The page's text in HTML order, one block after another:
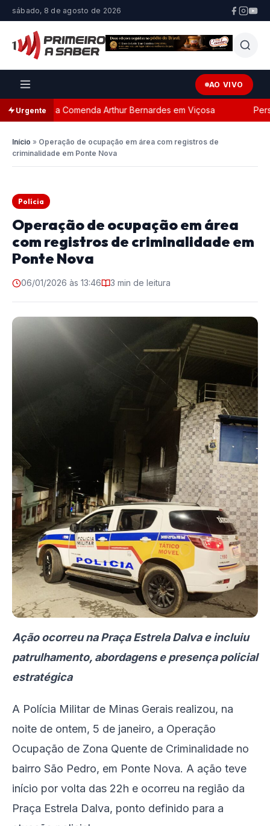
sábado, 8 de agosto de 2026
AO VIVO
Urgente
com a Comenda Arthur Bernardes em Viçosa
Início » Operação de ocupação em área com registros de
criminalidade em Ponte Nova
Polícia
Operação de ocupação em área
com registros de criminalidade em
Ponte Nova
06/01/2026 às 13:46 3 min de leitura
Ação ocorreu na Praça Estrela Dalva e incluiu
patrulhamento, abordagens e presença policial
estratégica
A Polícia Militar de Minas Gerais realizou, na
noite de ontem, 5 de janeiro, a Operação
Ocupação de Zona Quente de Criminalidade no
bairro São Pedro, em Ponte Nova. A ação teve
início por volta das 22h e ocorreu na região da
Praça Estrela Dalva, ponto definido para a